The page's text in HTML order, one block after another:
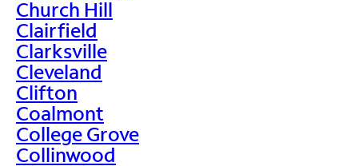
Church Hill
Clairfield
Clarksville
Cleveland
Clifton
Coalmont
College Grove
Collinwood